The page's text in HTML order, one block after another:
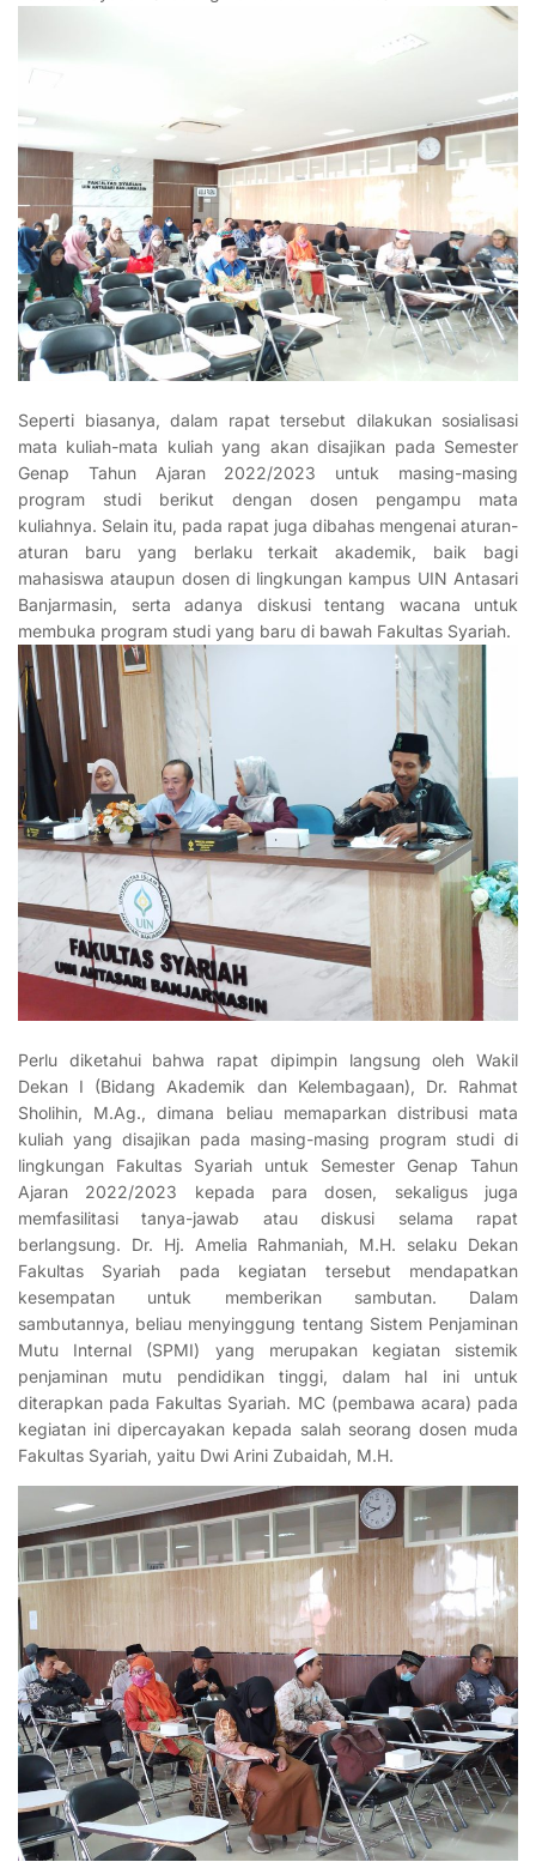
Seperti biasanya, dalam rapat tersebut dilakukan sosialisasi
mata kuliah-mata kuliah yang akan disajikan pada Semester
Genap Tahun Ajaran 2022/2023 untuk masing-masing
program studi berikut dengan dosen pengampu mata
kuliahnya. Selain itu, pada rapat juga dibahas mengenai aturan-
aturan baru yang berlaku terkait akademik, baik bagi
mahasiswa ataupun dosen di lingkungan kampus UIN Antasari
Banjarmasin, serta adanya diskusi tentang wacana untuk
membuka program studi yang baru di bawah Fakultas Syariah.
Perlu diketahui bahwa rapat dipimpin langsung oleh Wakil
Dekan I (Bidang Akademik dan Kelembagaan), Dr. Rahmat
Sholihin, M.Ag., dimana beliau memaparkan distribusi mata
kuliah yang disajikan pada masing-masing program studi di
lingkungan Fakultas Syariah untuk Semester Genap Tahun
Ajaran 2022/2023 kepada para dosen, sekaligus juga
memfasilitasi tanya-jawab atau diskusi selama rapat
berlangsung. Dr. Hj. Amelia Rahmaniah, M.H. selaku Dekan
Fakultas Syariah pada kegiatan tersebut mendapatkan
kesempatan untuk memberikan sambutan. Dalam
sambutannya, beliau menyinggung tentang Sistem Penjaminan
Mutu Internal (SPMI) yang merupakan kegiatan sistemik
penjaminan mutu pendidikan tinggi, dalam hal ini untuk
diterapkan pada Fakultas Syariah. MC (pembawa acara) pada
kegiatan ini dipercayakan kepada salah seorang dosen muda
Fakultas Syariah, yaitu Dwi Arini Zubaidah, M.H.